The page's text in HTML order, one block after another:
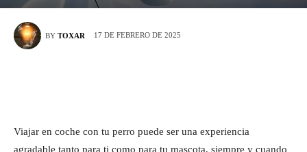
BY TOXAR 17 DE FEBRERO DE 2025
Viajar en coche con tu perro puede ser una experiencia
agradable tanto para ti como para tu mascota, siempre y cuando